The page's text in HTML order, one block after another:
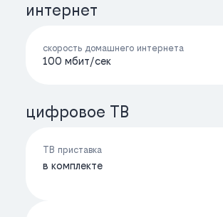
интернет
скорость домашнего интернета
100 мбит/cек
цифровое ТВ
ТВ приставка
в комплекте